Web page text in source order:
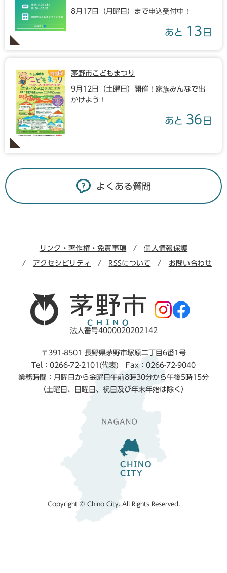
8月17日（月曜日）まで申込受付中！
あと 13 日
茅野市こどもまつり
9月12日（土曜日）開催！家族みんなで出
かけよう！
あと 36 日
よくある質問
リンク・著作権・免責事項 個人情報保護
アクセシビリティ RSSについて お問い合わせ
法人番号4000020202142
〒391-8501 長野県茅野市塚原二丁目6番1号
Tel：0266-72-2101(代表) Fax：0266-72-9040
業務時間：月曜日から金曜日午前8時30分から午後5時15分
（土曜日、日曜日、祝日及び年末年始は除く）
Copyright © Chino City. All Rights Reserved.